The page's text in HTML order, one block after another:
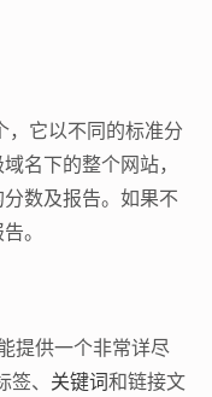
，它以不同的标准分
名下的整个网站，
数及报告。如果不
告。
提供一个非常详尽
、 关键词和链接文